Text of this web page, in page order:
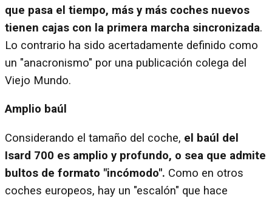
que pasa el tiempo, más y más coches nuevos
tienen cajas con la primera marcha sincronizada.
Lo contrario ha sido acertadamente definido como
un "anacronismo" por una publicación colega del
Viejo Mundo.
Amplio baúl
Considerando el tamaño del coche, el baúl del
Isard 700 es amplio y profundo, o sea que admite
bultos de formato "incómodo". Como en otros
coches europeos, hay un "escalón" que hace